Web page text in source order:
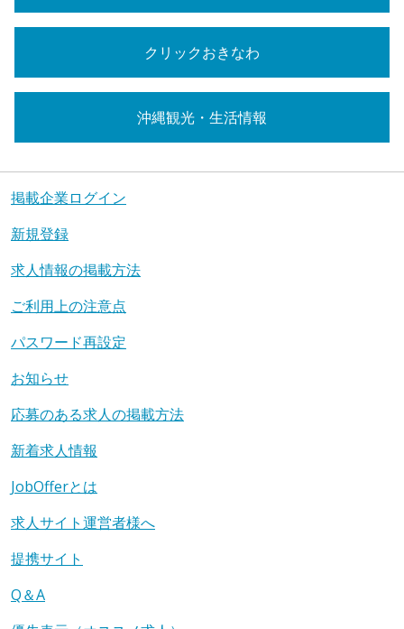
クリックおきなわ
沖縄観光・生活情報
掲載企業ログイン
新規登録
求人情報の掲載方法
ご利用上の注意点
パスワード再設定
お知らせ
応募のある求人の掲載方法
新着求人情報
JobOfferとは
求人サイト運営者様へ
提携サイト
Q＆A